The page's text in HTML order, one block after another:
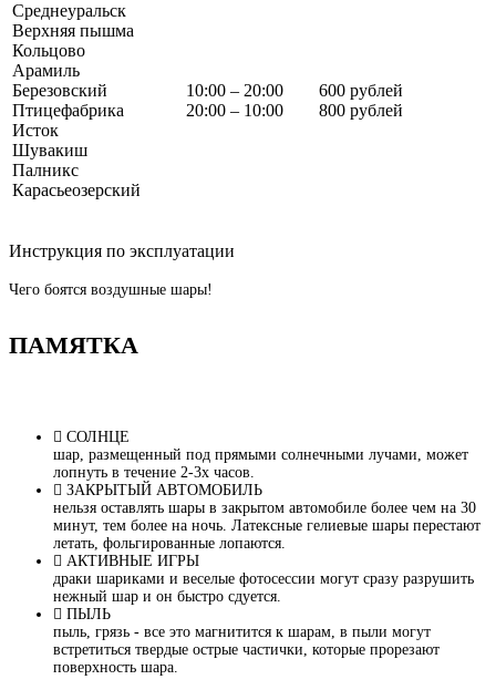
Среднеуральск
Верхняя пышма
Кольцово
Арамиль
Березовский
Птицефабрика
Исток
Шувакиш
Палникс
Карасьеозерский
10:00 – 20:00
20:00 – 10:00
600 рублей
800 рублей
Инструкция по эксплуатации
Чего боятся воздушные шары!
ПАМЯТКА
СОЛНЦЕ
шар, размещенный под прямыми солнечными лучами, может
лопнуть в течение 2-3х часов.
ЗАКРЫТЫЙ АВТОМОБИЛЬ
нельзя оставлять шары в закрытом автомобиле более чем на 30
минут, тем более на ночь. Латексные гелиевые шары перестают
летать, фольгированные лопаются.
АКТИВНЫЕ ИГРЫ
драки шариками и веселые фотосессии могут сразу разрушить
нежный шар и он быстро сдуется.
ПЫЛЬ
пыль, грязь - все это магнитится к шарам, в пыли могут
встретиться твердые острые частички, которые прорезают
поверхность шара.